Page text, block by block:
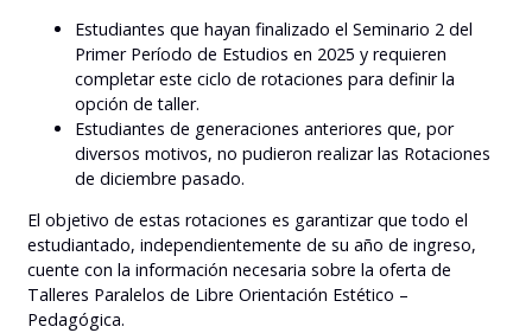
Estudiantes que hayan finalizado el Seminario 2 del
Primer Período de Estudios en 2025 y requieren
completar este ciclo de rotaciones para definir la
opción de taller.
Estudiantes de generaciones anteriores que, por
diversos motivos, no pudieron realizar las Rotaciones
de diciembre pasado.
El objetivo de estas rotaciones es garantizar que todo el
estudiantado, independientemente de su año de ingreso,
cuente con la información necesaria sobre la oferta de
Talleres Paralelos de Libre Orientación Estético –
Pedagógica.